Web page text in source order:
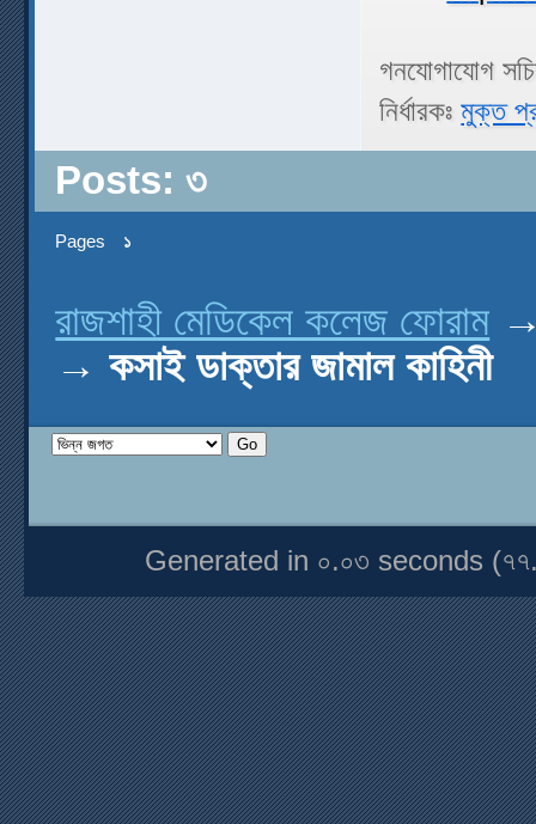
গনযোগাযোগ
নির্ধারকঃমুক্ত
Posts: ৩
Pages ১
রাজশাহী মেডিকেল কলেজ ফোরাম
→কসাই ডাক্তার জামাল কাহিনী
Generated in ০.০৩ seconds